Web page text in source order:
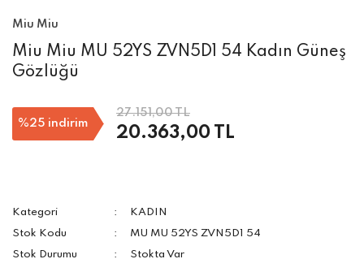
Miu Miu
Miu Miu MU 52YS ZVN5D1 54 Kadın Güneş
Gözlüğü
%25 indirim
27.151,00 TL
20.363,00 TL
Kategori
KADIN
Stok Kodu
MU MU 52YS ZVN5D1 54
Stok Durumu
Stokta Var